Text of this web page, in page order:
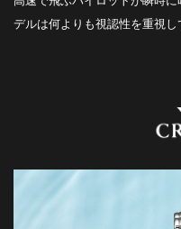
デルは何よりも視認性を重視し